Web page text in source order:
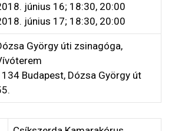
június 16; 18:30, 20:00
június 17; 18:30, 20:00
György úti zsinagóga,
Budapest, Dózsa György út